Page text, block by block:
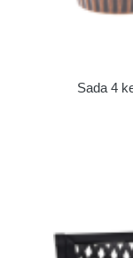
Sada 4